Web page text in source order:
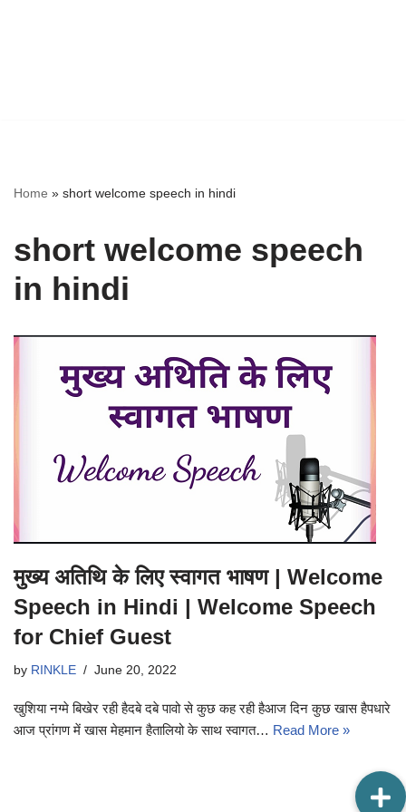
Home » short welcome speech in hindi
short welcome speech
in hindi
मुख्य अतिथि के लिए स्वागत भाषण | Welcome
Speech in Hindi | Welcome Speech
for Chief Guest
by RINKLE June 20, 2022
खुशिया नग्मे बिखेर रही हैदबे दबे पावो से कुछ कह रही हैआज दिन कुछ खास हैपधारे
आज प्रांगण में खास मेहमान हैतालियो के साथ स्वागत… Read More »